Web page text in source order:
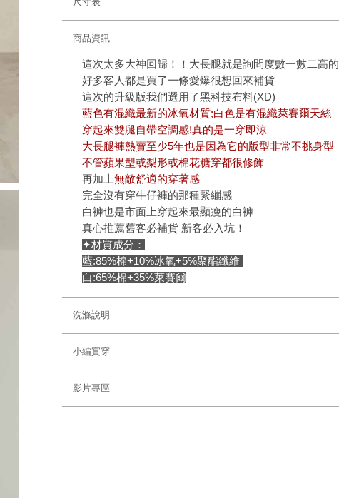
尺寸表
商品資訊
這次太多大神回歸！！大長腿就是詢問度數一數二高的
好多客人都是買了一條愛爆很想回來補貨
這次的升級版我們選用了黑科技布料(XD)
藍色有混織最新的冰氧材質;白色是有混織萊賽爾天絲
穿起來雙腿自帶空調感!真的是一穿即涼
大長腿褲熱賣至少5年也是因為它的版型非常不挑身型
不管蘋果型或梨形或棉花糖穿都很修飾
再加上無敵舒適的穿著感
完全沒有穿牛仔褲的那種緊繃感
白褲也是市面上穿起來最顯瘦的白褲
真心推薦舊客必補貨 新客必入坑！
✦材質成分：
藍:85%棉+10%冰氧+5%聚酯纖維
白:65%棉+35%萊賽爾
洗滌說明
小編實穿
影片專區